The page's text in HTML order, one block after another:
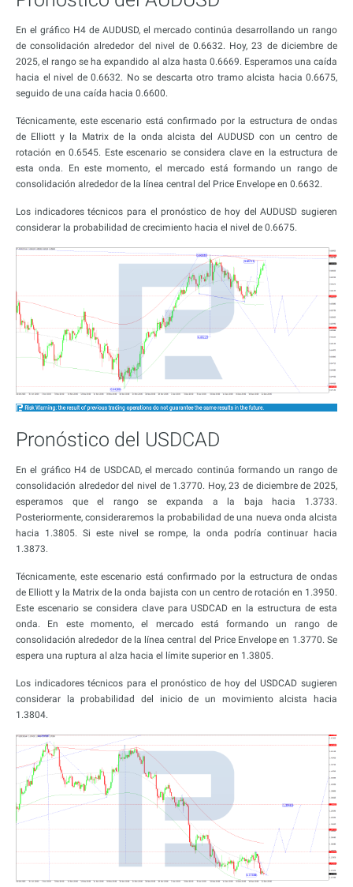
En el gráfico H4 de AUDUSD, el mercado continúa desarrollando un rango
de consolidación alrededor del nivel de 0.6632. Hoy, 23 de diciembre de
2025, el rango se ha expandido al alza hasta 0.6669. Esperamos una caída
hacia el nivel de 0.6632. No se descarta otro tramo alcista hacia 0.6675,
seguido de una caída hacia 0.6600.
Técnicamente, este escenario está confirmado por la estructura de ondas
de Elliott y la Matrix de la onda alcista del AUDUSD con un centro de
rotación en 0.6545. Este escenario se considera clave en la estructura de
esta onda. En este momento, el mercado está formando un rango de
consolidación alrededor de la línea central del Price Envelope en 0.6632.
Los indicadores técnicos para el pronóstico de hoy del AUDUSD sugieren
considerar la probabilidad de crecimiento hacia el nivel de 0.6675.
Pronóstico del USDCAD
En el gráfico H4 de USDCAD, el mercado continúa formando un rango de
consolidación alrededor del nivel de 1.3770. Hoy, 23 de diciembre de 2025,
esperamos que el rango se expanda a la baja hacia 1.3733.
Posteriormente, consideraremos la probabilidad de una nueva onda alcista
hacia 1.3805. Si este nivel se rompe, la onda podría continuar hacia
1.3873.
Técnicamente, este escenario está confirmado por la estructura de ondas
de Elliott y la Matrix de la onda bajista con un centro de rotación en 1.3950.
Este escenario se considera clave para USDCAD en la estructura de esta
onda. En este momento, el mercado está formando un rango de
consolidación alrededor de la línea central del Price Envelope en 1.3770. Se
espera una ruptura al alza hacia el límite superior en 1.3805.
Los indicadores técnicos para el pronóstico de hoy del USDCAD sugieren
considerar la probabilidad del inicio de un movimiento alcista hacia
1.3804.